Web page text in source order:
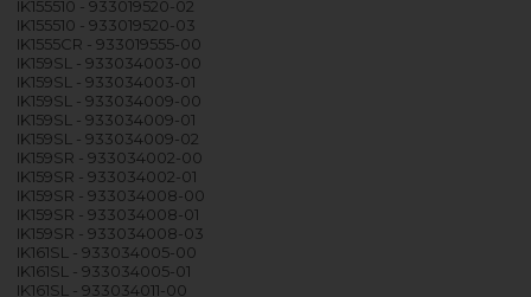
IK155510 - 933019520-02
IK155510 - 933019520-03
IK1555CR - 933019555-00
IK159SL - 933034003-00
IK159SL - 933034003-01
IK159SL - 933034009-00
IK159SL - 933034009-01
IK159SL - 933034009-02
IK159SR - 933034002-00
IK159SR - 933034002-01
IK159SR - 933034008-00
IK159SR - 933034008-01
IK159SR - 933034008-03
IK161SL - 933034005-00
IK161SL - 933034005-01
IK161SL - 933034011-00